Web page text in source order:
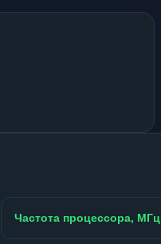
Частота процессора, МГц